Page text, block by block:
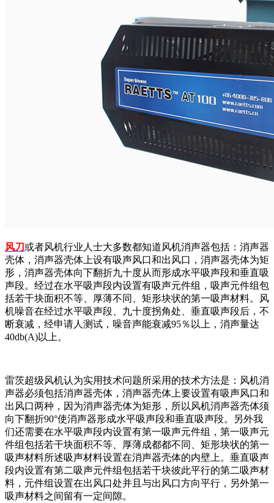
风刀或者风机行业人士大多数都知道风机消声器包括：消声器
壳体，消声器壳体上设有吸声风口和出风口，消声器壳体为矩
形，消声器壳体向下翻折九十度从而形成水平吸声段和垂直吸
声段。经过在水平吸声段内设置有吸声元件组，吸声元件组包
括若干块面积不等、厚薄不同、矩形块状的第一吸声材料。风
机噪音在经过水平吸声段、九十度拐角处、垂直吸声段后，不
断衰减，经申请人测试，噪音声能衰减95％以上，消声量达
40db(A)以上。
雷茨超级风机认为实用技术问题所采用的技术方法是：风机消
声器必须包括消声器壳体，消声器壳体上要设置有吸声风口和
出风口两种，因为消声器壳体为矩形，所以风机消声器壳体须
向下翻折90°使消声器形成水平吸声段和垂直吸声段。另外我
们还需要在水平吸声段内设置有第一吸声元件组，第一吸声元
件组包括若干块面积不等、厚薄成都都不同、矩形块状的第一
吸声材料所述吸声材料设置在消声器壳体的内壁上。垂直吸声
段内设置有第二吸声元件组包括若干块彼此平行的第二吸声材
料，元件组设置在出风口处并且与出风口方向平行，另外第一
吸声材料之间留有一定间隙。